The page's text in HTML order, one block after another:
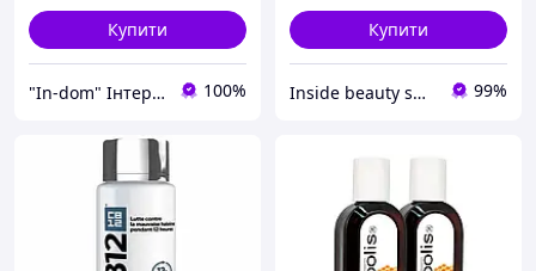
Купити
"In-dom" Інтернет магазин товарів для дому у Інни 100%
Купити
Inside beauty shop 99%